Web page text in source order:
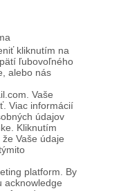
kliknutím na
ľubovoľného
alebo nás
Vaše
Viac informácií
údajov
Kliknutím
Vaše údaje
platform. By
acknowledge